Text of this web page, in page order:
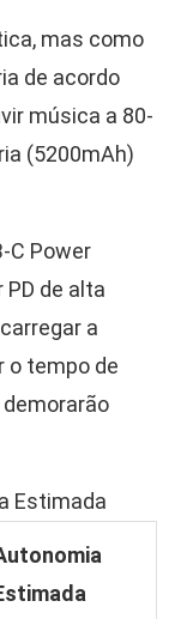
mas como
de acordo
música a 80-
(5200mAh)
C Power
PD de alta
a
o tempo de
Estimada